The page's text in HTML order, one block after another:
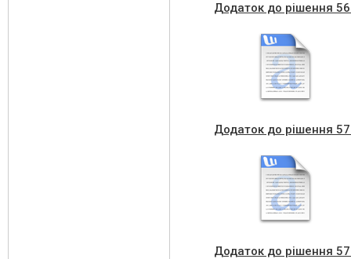
Додаток до рішення
Додаток до рішення
Додаток до рішення